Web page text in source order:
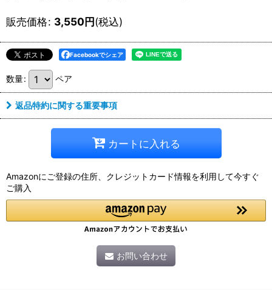
販売価格: 3,550円(税込)
Facebookでシェア
数量: ペア
返品特約に関する重要事項
カートに入れる
Amazonにご登録の住所、クレジットカード情報を利用して今すぐ
ご購入
お問い合わせ